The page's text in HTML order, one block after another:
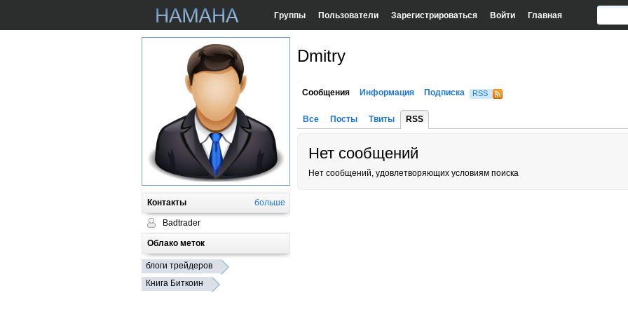
Группы Пользователи Зарегистрироваться Войти Главная
Контакты больше
Badtrader
Облако меток
блоги трейдеров
Книга Биткоин
Dmitry
Сообщения Информация Подписка RSS
Все Посты Твиты RSS
Нет сообщений
Нет сообщений, удовлетворяющих условиям поиска